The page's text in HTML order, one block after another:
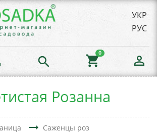
УКР
РУС
search shopping_cart
0
person_outline
Розанна
trending_flat Саженцы роз